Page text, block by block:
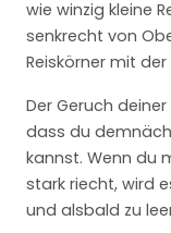
wie winzig kleine
senkrecht von
Reiskörner mit
Der Geruch
dass du
kannst. Wenn du
stark riecht, wird
und alsbald zu